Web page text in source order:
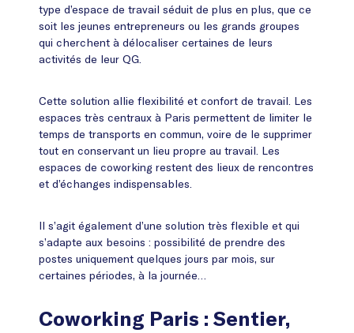
type d’espace de travail séduit de plus en plus, que ce
soit les jeunes entrepreneurs ou les grands groupes
qui cherchent à délocaliser certaines de leurs
activités de leur QG.
Cette solution allie flexibilité et confort de travail. Les
espaces très centraux à Paris permettent de limiter le
temps de transports en commun, voire de le supprimer
tout en conservant un lieu propre au travail. Les
espaces de coworking restent des lieux de rencontres
et d’échanges indispensables.
Il s’agit également d’une solution très flexible et qui
s’adapte aux besoins : possibilité de prendre des
postes uniquement quelques jours par mois, sur
certaines périodes, à la journée…
Coworking Paris : Sentier,